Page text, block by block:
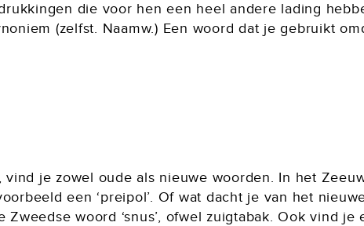
die voor hen een heel andere lading
(zelfst. Naamw.) Een woord dat je gebruikt
je zowel oude als nieuwe woorden. In het
een ‘preipol’. Of wat dacht je van het
Zweedse woord ‘snus’, ofwel zuigtabak. Ook vind